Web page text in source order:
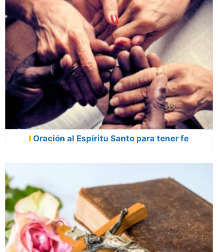
Oración al Espíritu Santo para tener fe